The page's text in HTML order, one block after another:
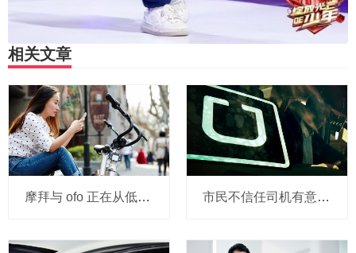
相关文章
摩拜与 ofo 正在从低端出发颠覆滴滴？三家的机会与风险 市民不信任司机有意见，Uber的匹兹堡自动驾驶路试难度不小，路况也来捣乱